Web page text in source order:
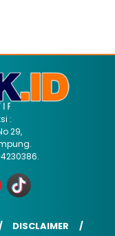
:
29,
DISCLAIMER